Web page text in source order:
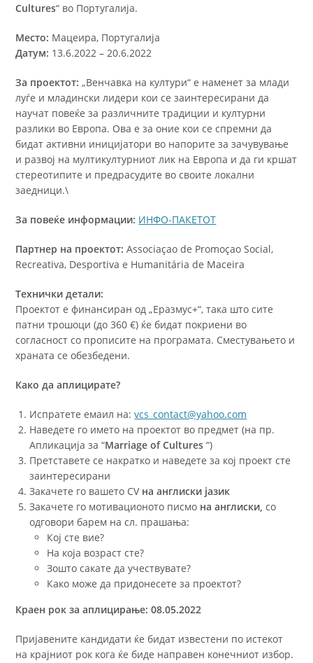
Cultures“ во Португалија.
Место: Мацеира, Португалија
Датум: 13.6.2022 – 20.6.2022
За проектот:„Венчавка на култури“ е наменет за млади
луѓе и младински лидери кои се заинтересирани да
научат повеќе за различните традиции и културни
разлики во Европа. Ова е за оние кои се спремни да
бидат активни иницијатори во напорите за зачувување
и развој на мултикултурниот лик на Европа и да ги кршат
стереотипите и предрасудите во своите локални
заедници.\
За повеќе информации: ИНФО-ПАКЕТОТ
Партнер на проектот:Associaçao de Promoçao Social,
Recreativa, Desportiva e Humanitária de Maceira
Технички детали:
Проектот е финансиран од „Еразмус+“, така што сите
патни трошоци (до 360 €) ќе бидат покриени во
согласност со прописите на програмата. Сместувањето и
храната се обезбедени.
Како да аплицирате?
Испратете емаил на:vcs_contact@yahoo.com
Наведете го името на проектот во предмет (на пр.
Апликација за “Marriage of Cultures “)
Претставете се накратко и наведете за кој проект сте
заинтересирани
Закачете го вашето CV на англиски јазик
Закачете го мотивационото писмо на англиски,со
одговори барем на сл. прашања:
Кој сте вие?
На која возраст сте?
Зошто сакате да учествувате?
Како може да придонесете за проектот?
Краен рок за аплицирање: 08.05.2022
Пријавените кандидати ќе бидат известени по истекот
на крајниот рок кога ќе биде направен конечниот избор.